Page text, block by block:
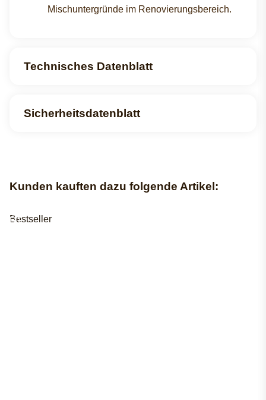
Mischuntergründe im Renovierungsbereich.
Technisches Datenblatt
Sicherheitsdatenblatt
Kunden kauften dazu folgende Artikel:
Bestseller